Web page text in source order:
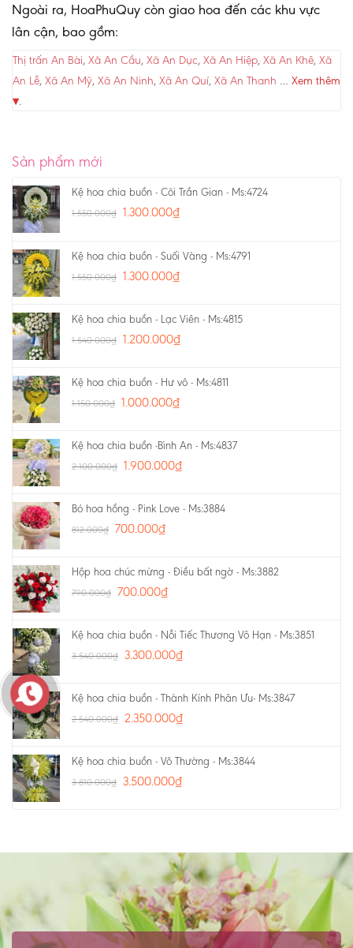
Ngoài ra, HoaPhuQuy còn giao hoa đến các khu vực
lân cận, bao gồm:
Thị trấn An Bài, Xã An Cầu, Xã An Dục, Xã An Hiệp, Xã An Khê, Xã
An Lễ, Xã An Mỹ, Xã An Ninh, Xã An Quí, Xã An Thanh … Xem thêm
▾.
Sản phẩm mới
Kệ hoa chia buồn - Cõi Trần Gian - Ms:4724
1.550.000₫ 1.300.000₫
Kệ hoa chia buồn - Suối Vàng - Ms:4791
1.550.000₫ 1.300.000₫
Kệ hoa chia buồn - Lạc Viên - Ms:4815
1.540.000₫ 1.200.000₫
Kệ hoa chia buồn - Hư vô - Ms:4811
1.150.000₫ 1.000.000₫
Kệ hoa chia buồn -Bình An - Ms:4837
2.100.000₫ 1.900.000₫
Bó hoa hồng - Pink Love - Ms:3884
812.000₫ 700.000₫
Hộp hoa chúc mừng - Điều bất ngờ - Ms:3882
790.000₫ 700.000₫
Kệ hoa chia buồn - Nỗi Tiếc Thương Vô Hạn - Ms:3851
3.540.000₫ 3.300.000₫
Kệ hoa chia buồn - Thành Kính Phân Ưu- Ms:3847
2.540.000₫ 2.350.000₫
Kệ hoa chia buồn - Vô Thường - Ms:3844
3.810.000₫ 3.500.000₫